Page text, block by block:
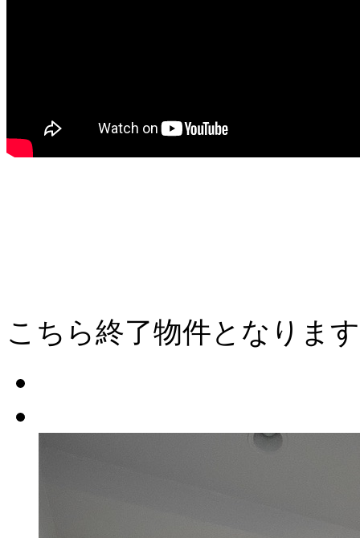
こちら終了物件となりま